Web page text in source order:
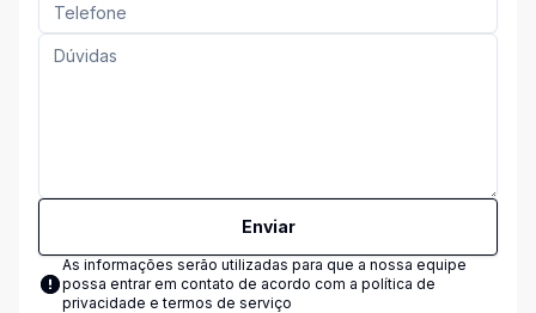
Enviar
As informações serão utilizadas para que a nossa equipe
possa entrar em contato de acordo com a política de
privacidade e termos de serviço